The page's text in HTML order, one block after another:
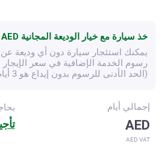
خذ سيارة مع خيار الوديعة المجانية AED في يوم
يمكنك استئجار سيارة دون أي وديعة
رسوم الخدمة الإضافية في سعر
(الحد الأدنى للرسوم بدون إيداع هو 3 أيام)
إجمالي أيام
AED
AED VAT